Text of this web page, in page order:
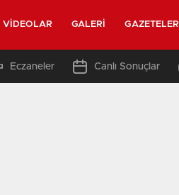
VIDEOLAR GALERI GAZETELER
Eczaneler Canlı Sonuçlar